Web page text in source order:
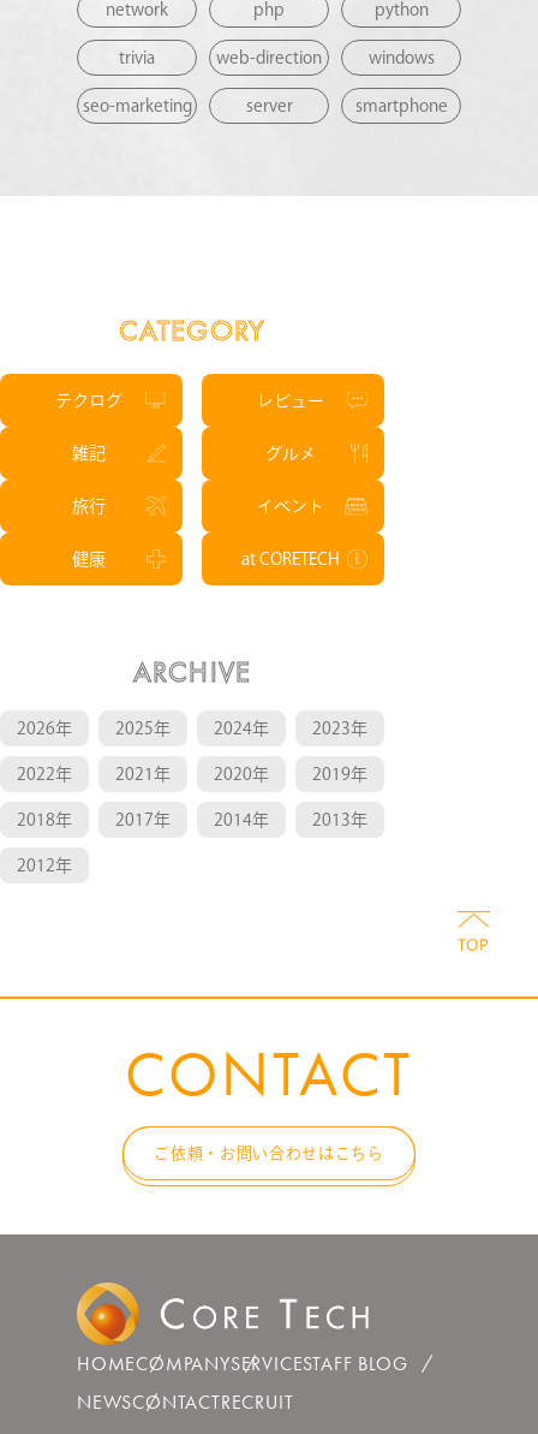
network php python
trivia web-direction windows
seo-marketing server smartphone
CATEGORY
テクログ レビュー
雑記 グルメ
旅行 イベント
健康 at CORETECH
ARCHIVE
2026年 2025年 2024年 2023年
2022年 2021年 2020年 2019年
2018年 2017年 2014年 2013年
2012年
CONTACT
ご依頼・お問い合わせはこちら
HOMECOMPANYSERVICESTAFF BLOG
NEWSCONTACTRECRUIT